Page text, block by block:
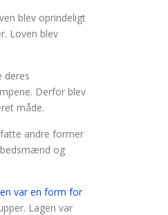
blev oprindeligt
Loven blev
deres
Derfor blev
måde.
andre former
og
var en form for
Lagen var